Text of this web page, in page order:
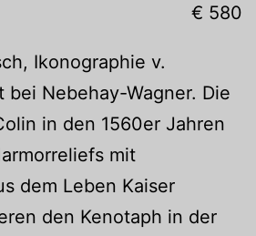
€ 580
Ikonographie v.
bei Nebehay-Wagner. Die
in den 1560er Jahren
mit
dem Leben Kaiser
den Kenotaph in der